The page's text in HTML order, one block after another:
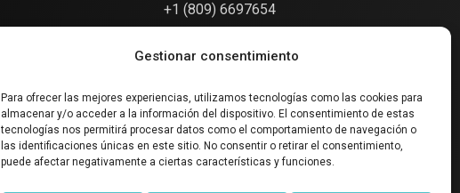
Gestionar consentimiento
Para ofrecer las mejores experiencias, utilizamos tecnologías como las cookies para
almacenar y/o acceder a la información del dispositivo. El consentimiento de estas
tecnologías nos permitirá procesar datos como el comportamiento de navegación o
las identificaciones únicas en este sitio. No consentir o retirar el consentimiento,
puede afectar negativamente a ciertas características y funciones.
+1 (809) 6697654
SOCIAL